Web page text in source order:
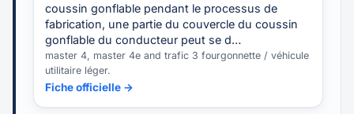
coussin gonflable pendant le processus de
fabrication, une partie du couvercle du coussin
gonflable du conducteur peut se d…
master 4, master 4e and trafic 3 fourgonnette / véhicule
utilitaire léger.
Fiche officielle →